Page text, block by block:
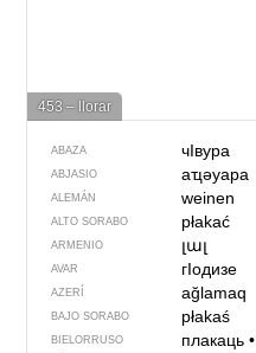
453 – llorar
ABAZA чIвура
ABJASIO аҵәуара
ALEMÁN weinen
ALTO SORABO płakać
ARMENIO լալ
AVAR гIодизе
AZERÍ ağlamaq
BAJO SORABO płakaś
BIELORRUSO плакаць•